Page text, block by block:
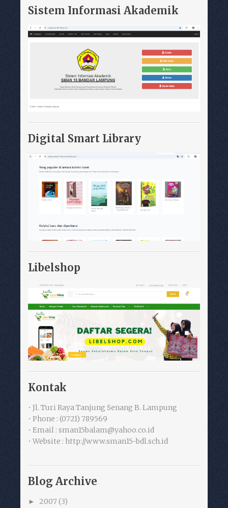
Sistem Informasi Akademik
Digital Smart Library
Libelshop
Kontak
• Jl. Turi Raya Tanjung Senang B. Lampung
• Phone : (0721) 789569
• Email : sman15balam@yahoo.co.id
• Website : http://www.sman15-bdl.sch.id
Blog Archive
► 2007 (3)